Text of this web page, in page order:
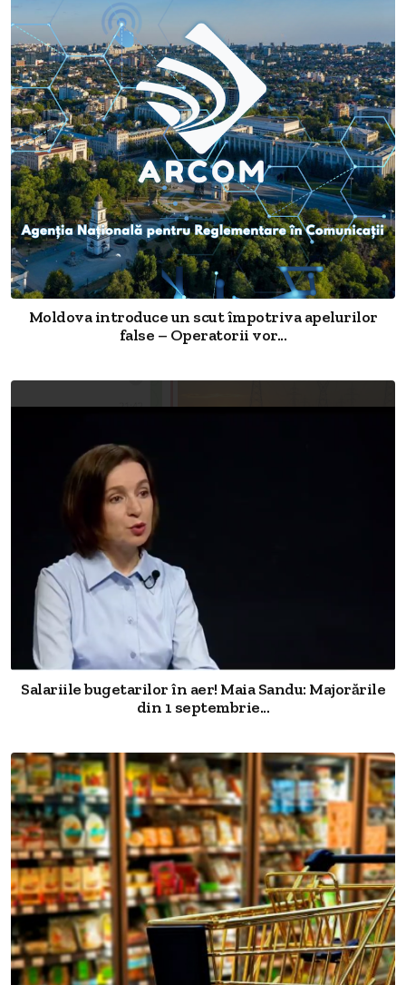
Moldova introduce un scut împotriva apelurilor
false – Operatorii vor...
Salariile bugetarilor în aer! Maia Sandu: Majorările
din 1 septembrie...